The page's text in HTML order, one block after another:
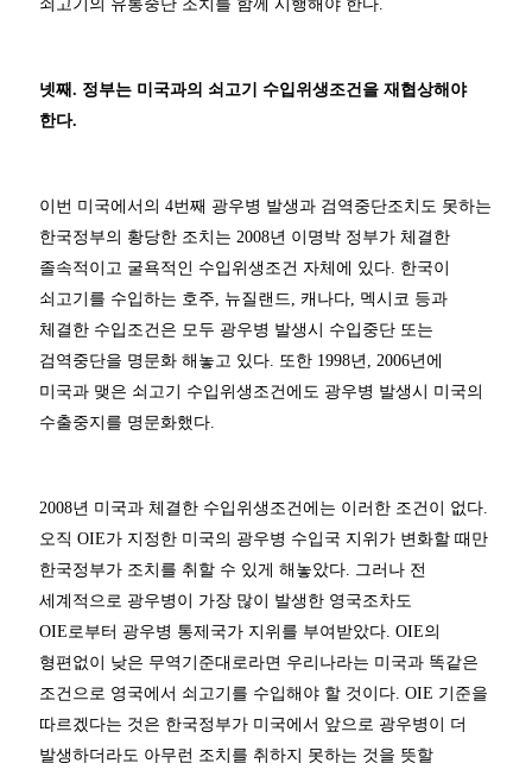
쇠고기의 유통중단 조치를 함께 시행해야 한다.
넷째. 정부는 미국과의 쇠고기 수입위생조건을 재협상해야
한다.
이번 미국에서의 4번째 광우병 발생과 검역중단조치도 못하는
한국정부의 황당한 조치는 2008년 이명박 정부가 체결한
졸속적이고 굴욕적인 수입위생조건 자체에 있다. 한국이
쇠고기를 수입하는 호주, 뉴질랜드, 캐나다, 멕시코 등과
체결한 수입조건은 모두 광우병 발생시 수입중단 또는
검역중단을 명문화 해놓고 있다. 또한 1998년, 2006년에
미국과 맺은 쇠고기 수입위생조건에도 광우병 발생시 미국의
수출중지를 명문화했다.
2008년 미국과 체결한 수입위생조건에는 이러한 조건이 없다.
오직 OIE가 지정한 미국의 광우병 수입국 지위가 변화할 때만
한국정부가 조치를 취할 수 있게 해놓았다. 그러나 전
세계적으로 광우병이 가장 많이 발생한 영국조차도
OIE로부터 광우병 통제국가 지위를 부여받았다. OIE의
형편없이 낮은 무역기준대로라면 우리나라는 미국과 똑같은
조건으로 영국에서 쇠고기를 수입해야 할 것이다. OIE 기준을
따르겠다는 것은 한국정부가 미국에서 앞으로 광우병이 더
발생하더라도 아무런 조치를 취하지 못하는 것을 뜻할